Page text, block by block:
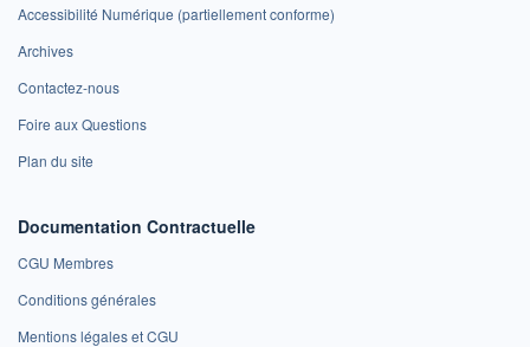
Accessibilité Numérique (partiellement conforme)
Archives
Contactez-nous
Foire aux Questions
Plan du site
Documentation Contractuelle
CGU Membres
Conditions générales
Mentions légales et CGU